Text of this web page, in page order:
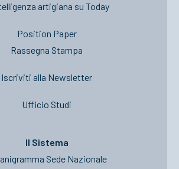
artigiana su Today
Position Paper
Rassegna Stampa
Iscriviti alla Newsletter
Ufficio Studi
Il Sistema
Sede Nazionale